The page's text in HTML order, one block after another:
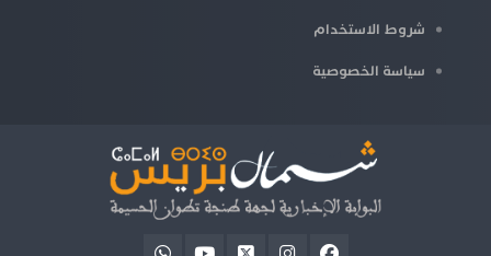
شروط الاستخدام
سياسة الخصوصية